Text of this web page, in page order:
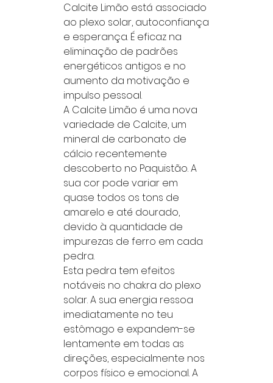
Calcite Limão está associado
ao plexo solar, autoconfiança
e esperança. É eficaz na
eliminação de padrões
energéticos antigos e no
aumento da motivação e
impulso pessoal.
A Calcite Limão é uma nova
variedade de Calcite, um
mineral de carbonato de
cálcio recentemente
descoberto no Paquistão. A
sua cor pode variar em
quase todos os tons de
amarelo e até dourado,
devido à quantidade de
impurezas de ferro em cada
pedra.
Esta pedra tem efeitos
notáveis no chakra do plexo
solar. A sua energia ressoa
imediatamente no teu
estômago e expandem-se
lentamente em todas as
direções, especialmente nos
corpos físico e emocional. A